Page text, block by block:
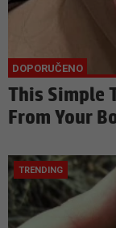
This Simple
From Your